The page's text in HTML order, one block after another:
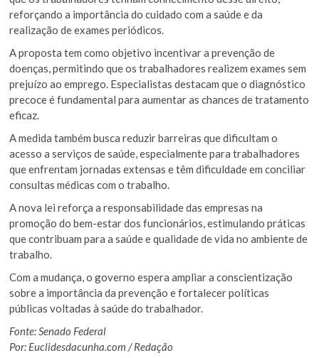
reforçando a importância do cuidado com a saúde e da
realização de exames periódicos.
A proposta tem como objetivo incentivar a prevenção de
doenças, permitindo que os trabalhadores realizem exames sem
prejuízo ao emprego. Especialistas destacam que o diagnóstico
precoce é fundamental para aumentar as chances de tratamento
eficaz.
A medida também busca reduzir barreiras que dificultam o
acesso a serviços de saúde, especialmente para trabalhadores
que enfrentam jornadas extensas e têm dificuldade em conciliar
consultas médicas com o trabalho.
A nova lei reforça a responsabilidade das empresas na
promoção do bem-estar dos funcionários, estimulando práticas
que contribuam para a saúde e qualidade de vida no ambiente de
trabalho.
Com a mudança, o governo espera ampliar a conscientização
sobre a importância da prevenção e fortalecer políticas
públicas voltadas à saúde do trabalhador.
Fonte: Senado Federal
Por: Euclidesdacunha.com / Redação